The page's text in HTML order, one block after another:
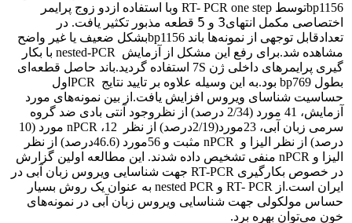
bp1156توسط RT- PCR one step وبا استفاده ازدو زوج پرایمر
اختصاصی مکمل انتهای3َ و 5َ قطعه مذبور تکثیر یافت. در
تعدادقابل توجهی از نمونه‌ها باند‌ bp1156بشکل ضعیف یا غیر واضح
مشاهده شد.برای رفع این مشکل از آزمایش ‌ nested-PCR با بکار
گیری پرایمرهای داخلی ژن ‌7S استفاده گردید.باند حاصل قطعه‌ای
بطول‌ bp769 بود.به این وسیله علاوه بر تایید نتایج ‌ PCRاول
حساسیت شناسای ویروس افزایش یافت.از بین نمونه‌های مورد
آزمایش، 41 مورد (2/34 درصد) از نظروجود آنتی بادی ضد گروه
سرمی زبان آبی، ‌23‌مورد(2/19درصد) از نظر ‌ nPCR ،12 مورد (10
درصد) از نظر الیزا و ‌ nPCR مثبت و 56مورد (46.6درصد) از نظر
الیزا و nPCR منفی تشخیص داده شدند. این مطالعه اولین گزارش
در خصوص بکارگیری RT-PCR جهت شناسایی ویروس زبان آبی در
ایران است.از RT- PCR و nested PCR به عنوان یک روش بسیار
حساس مولکولی جهت شناسایی ویروس زبان آبی در نمونه‌های
خون می‌توان بهره برد.